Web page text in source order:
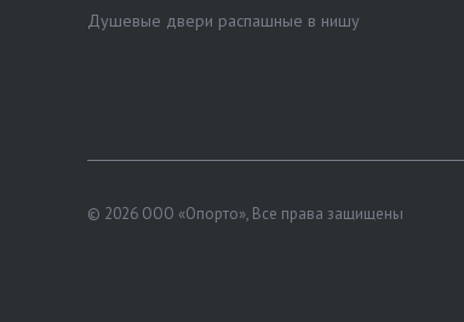
Душевые двери распашные в нишу
© 2026 ООО «Опорто», Все права защищены